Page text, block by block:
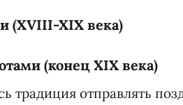
(XVIII-XIX века)
(конец XIX века)
традиция отправлять